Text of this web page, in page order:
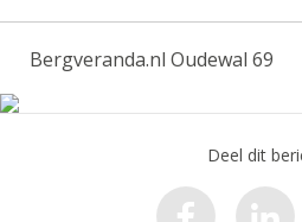
Bergveranda.nl Oudewal 69
Deel dit